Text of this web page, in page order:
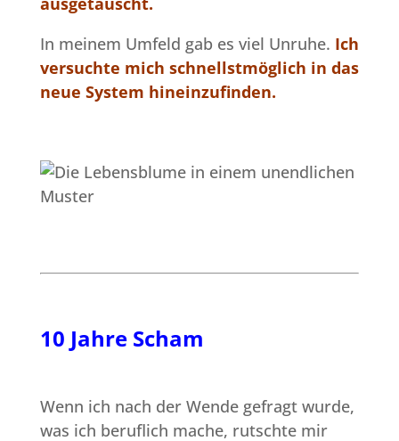
In meinem Umfeld gab es viel Unruhe. Ich
versuchte mich schnellstmöglich in das
neue System hineinzufinden.
10 Jahre Scham
Wenn ich nach der Wende gefragt wurde,
was ich beruflich mache, rutschte mir